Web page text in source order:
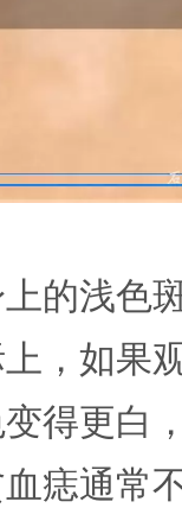
的浅色
，如果
得更白
痣通常